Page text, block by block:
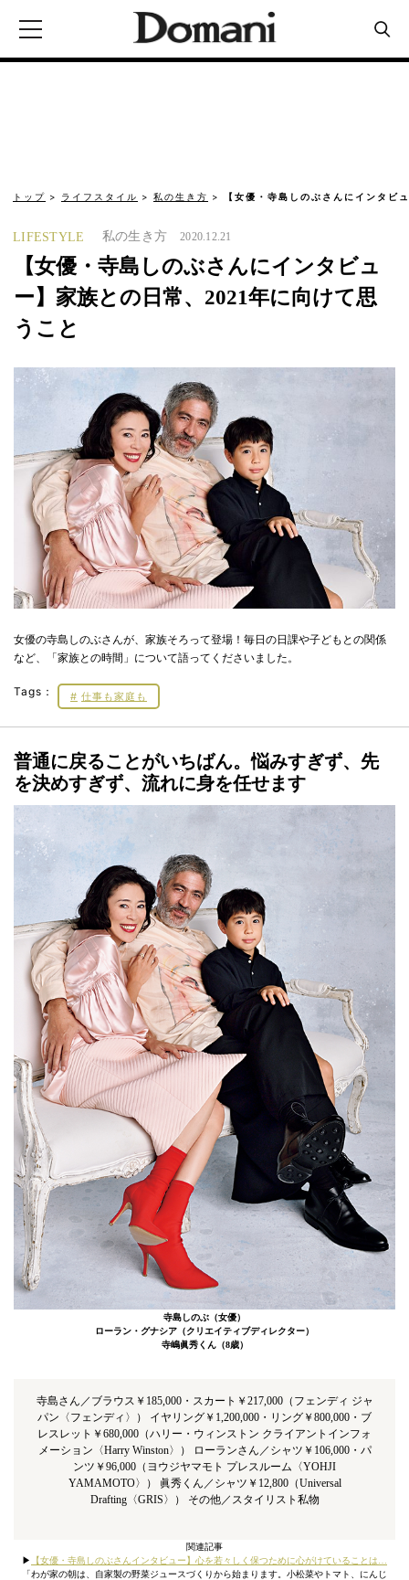
トップ ライフスタイル 私の生き方 【女優・寺島しのぶさんにインタ
LIFESTYLE 私の生き方 2020.12.21
【女優・寺島しのぶさんにインタビュ
ー】家族との日常、2021年に向けて思
うこと
女優の寺島しのぶさんが、家族そろって登場！毎日の日課や子どもとの関係
など、「家族との時間」について語ってくださいました。
Tags： 仕事も家庭も
普通に戻ることがいちばん。悩みすぎず、先
を決めすぎず、流れに身を任せます
寺島しのぶ（女優）
ローラン・グナシア（クリエイティブディレクター）
寺嶋眞秀くん（8歳）
寺島さん／ブラウス￥185,000・スカート￥217,000（フェンディ ジャ
パン〈フェンディ〉） イヤリング￥1,200,000・リング￥800,000・ブ
レスレット￥680,000（ハリー・ウィンストン クライアントインフォ
メーション〈Harry Winston〉） ローランさん／シャツ￥106,000・パ
ンツ￥96,000（ヨウジヤマモト プレスルーム〈YOHJI
YAMAMOTO〉） 眞秀くん／シャツ￥12,800（Universal
Drafting〈GRIS〉） その他／スタイリスト私物
関連記事
▶︎
【女優・寺島しのぶさんインタビュー】心を若々しく保つために心がけていることは…
「わが家の朝は、自家製の野菜ジュースづくりから始まります。小松菜やトマト、にんじ